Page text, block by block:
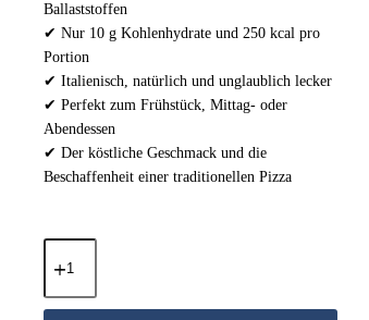
Ballaststoffen
✔ Nur 10 g Kohlenhydrate und 250 kcal pro
Portion
✔ Italienisch, natürlich und unglaublich lecker
✔ Perfekt zum Frühstück, Mittag- oder
Abendessen
✔ Der köstliche Geschmack und die
Beschaffenheit einer traditionellen Pizza
Italienischer
Keto
100g